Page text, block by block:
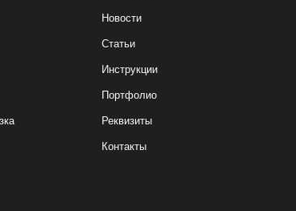
Новости
Статьи
Инструкции
Портфолио
Реквизиты
Контакты